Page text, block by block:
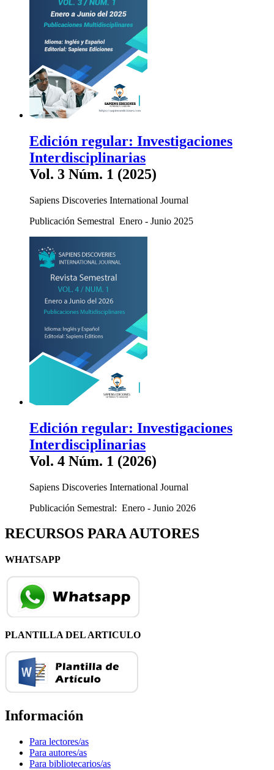
Edición regular: Investigaciones
Interdisciplinarias
Vol. 3 Núm. 1 (2025)
Sapiens Discoveries International Journal
Publicación Semestral Enero - Junio 2025
Edición regular: Investigaciones
Interdisciplinarias
Vol. 4 Núm. 1 (2026)
Sapiens Discoveries International Journal
Publicación Semestral: Enero - Junio 2026
RECURSOS PARA AUTORES
WHATSAPP
PLANTILLA DEL ARTICULO
Información
Para lectores/as
Para autores/as
Para bibliotecarios/as